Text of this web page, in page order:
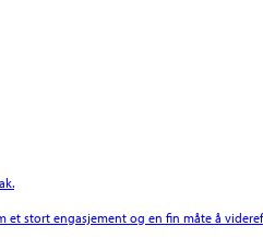
stort engasjement og en fin måte å